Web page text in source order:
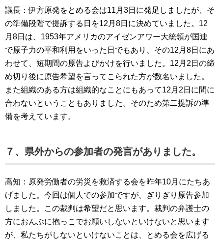
議長：伊方原発をとめる会は11月3日に発足しましたが、そ
の準備段階で提訴する日を12月8日に決めていました。12
月8日は、1953年アメリカのアイゼンアワー大統領が国連
で原子力の平和利用をいった日でもあり、その12月8日にあ
わせて、短期間の原告よびかけを行いました。12月2日の締
め切り後に原告希望を言ってこられた方が数名いました。
また組織のある方は組織的なことにもあって12月2日に間に
合わないということもありました。そのため第二提訴の準
備を考えています。
７、県外からの参加者の発言がありました。
高知：原発労働者の労災を救済する会を昨年10月にたちあ
げました。今回は個人での参加ですが、ぎりぎり原告参加
しました。この裁判は希望だと思います。裁判の弁護士の
方におんぶに抱っこでお願いしないといけないと思います
が、私たちがしないといけないことは、とめる会を広げる